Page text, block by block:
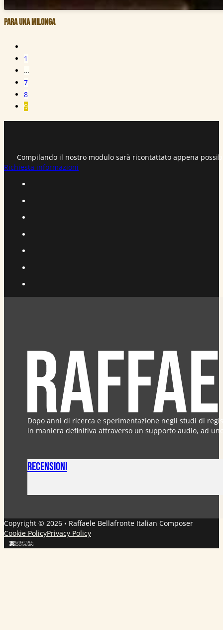
Para una Milonga
1
…
7
8
9
Compilando il nostro modulo sarà ricontattato appena
Richiesta informazioni
Dopo anni di ricerca e sperimentazione negli studi di
in maniera definitiva attraverso un supporto audio, ad
Recensioni
Copyright © 2026 • Raffaele Bellafronte Italian Composer
Cookie PolicyPrivacy Policy